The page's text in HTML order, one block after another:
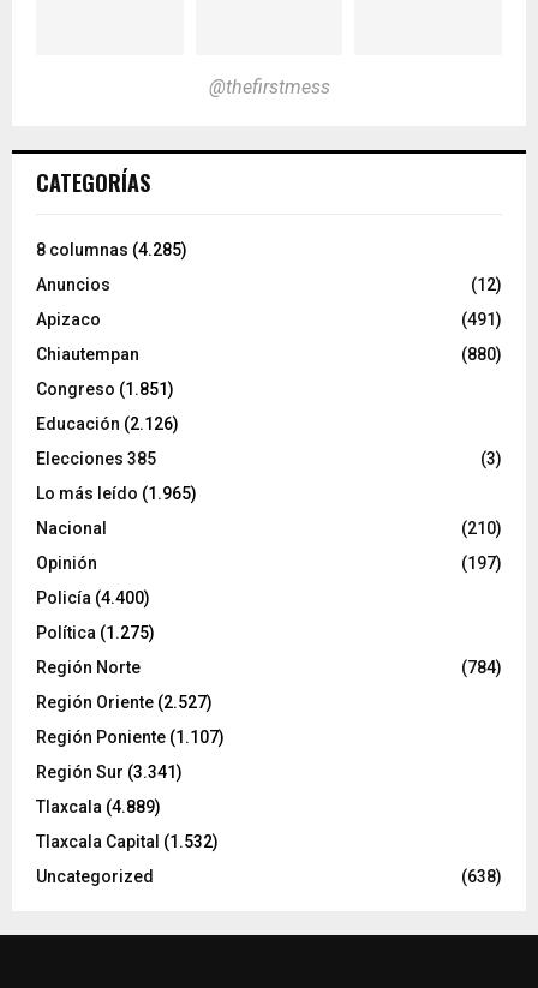
@thefirstmess
CATEGORÍAS
8 columnas (4.285)
Anuncios
(12)
Apizaco
(491)
Chiautempan
(880)
Congreso (1.851)
Educación (2.126)
Elecciones 385
(3)
Lo más leído (1.965)
Nacional
(210)
Opinión
(197)
Policía (4.400)
Política (1.275)
Región Norte
(784)
Región Oriente (2.527)
Región Poniente (1.107)
Región Sur (3.341)
Tlaxcala (4.889)
Tlaxcala Capital (1.532)
Uncategorized
(638)